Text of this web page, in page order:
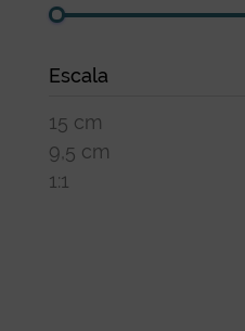
Escala
15 cm
9,5 cm
1:1